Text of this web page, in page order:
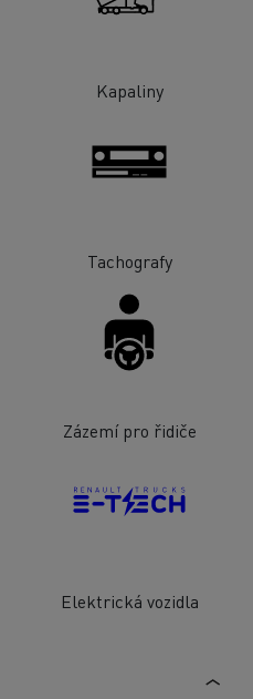
Kapaliny
Tachografy
Zázemí pro řidiče
Elektrická vozidla